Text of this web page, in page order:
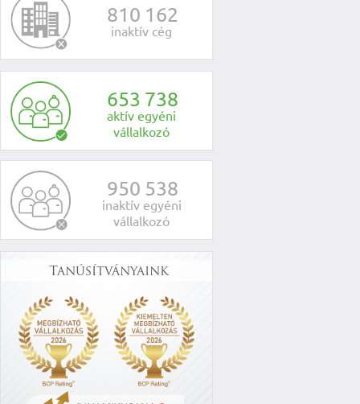
810 162
inaktív cég
653 738
aktív egyéni
vállalkozó
950 538
inaktív egyéni
vállalkozó
Tanúsítványaink